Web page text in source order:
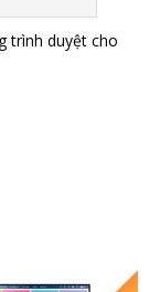
trình duyệt cho